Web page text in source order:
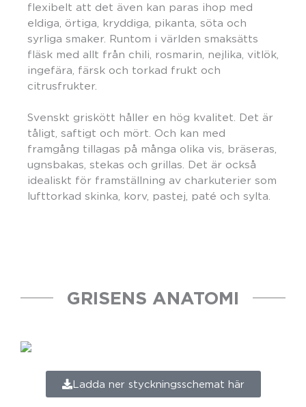
flexibelt att det även kan paras ihop med
eldiga, örtiga, kryddiga, pikanta, söta och
syrliga smaker. Runtom i världen smaksätts
fläsk med allt från chili, rosmarin, nejlika, vitlök,
ingefära, färsk och torkad frukt och
citrusfrukter.
Svenskt griskött håller en hög kvalitet. Det är
tåligt, saftigt och mört. Och kan med
framgång tillagas på många olika vis, bräseras,
ugnsbakas, stekas och grillas. Det är också
idealiskt för framställning av charkuterier som
lufttorkad skinka, korv, pastej, paté och sylta.
GRISENS ANATOMI
Ladda ner styckningsschemat här